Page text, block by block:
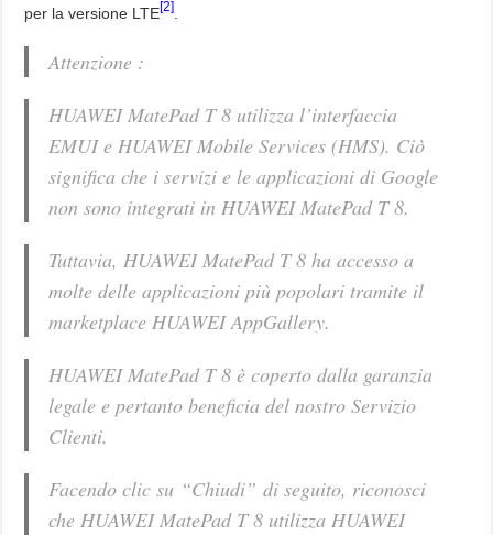
per la versione LTE[2]
Attenzione :
HUAWEI MatePad T 8 utilizza l’interfaccia
EMUI e HUAWEI Mobile Services (HMS). Ciò
significa che i servizi e le applicazioni di Google
non sono integrati in HUAWEI MatePad T 8.
Tuttavia, HUAWEI MatePad T 8 ha accesso a
molte delle applicazioni più popolari tramite il
marketplace HUAWEI AppGallery.
HUAWEI MatePad T 8 è coperto dalla garanzia
legale e pertanto beneficia del nostro Servizio
Clienti.
Facendo clic su “Chiudi” di seguito, riconosci
che HUAWEI MatePad T 8 utilizza HUAWEI